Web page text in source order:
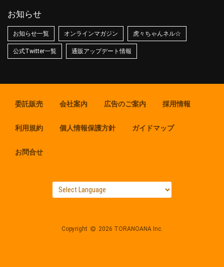
お知らせ
お知らせ一覧 オンラインマガジン 虎々ちゃんネル☆
公式Twitter一覧 通販アップデート情報
委託販売 会社案内 広告のご案内 採用情報
利用規約 個人情報保護方針 ガイドマップ
お問合せ
Copyright 2026 TORANOANA Inc.